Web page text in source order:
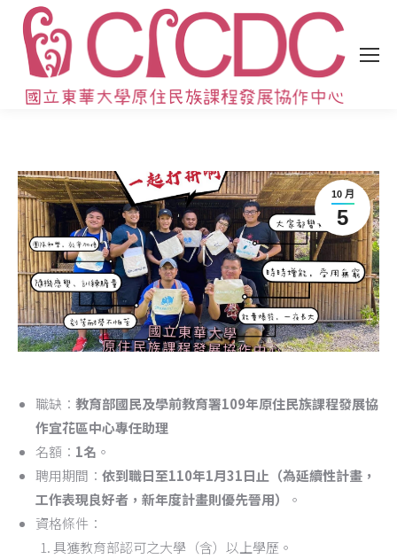
10 月
5
職缺： 教育部國民及學前教育署109年原住民族課程發展協
作宜花區中心專任助理
名額： 1名 。
聘用期間： 依到職日至110年1月31日止（為延續性計畫，
工作表現良好者，新年度計畫則優先晉用）
。
資格條件：
具獲教育部認可之大學（含）以上學歷。